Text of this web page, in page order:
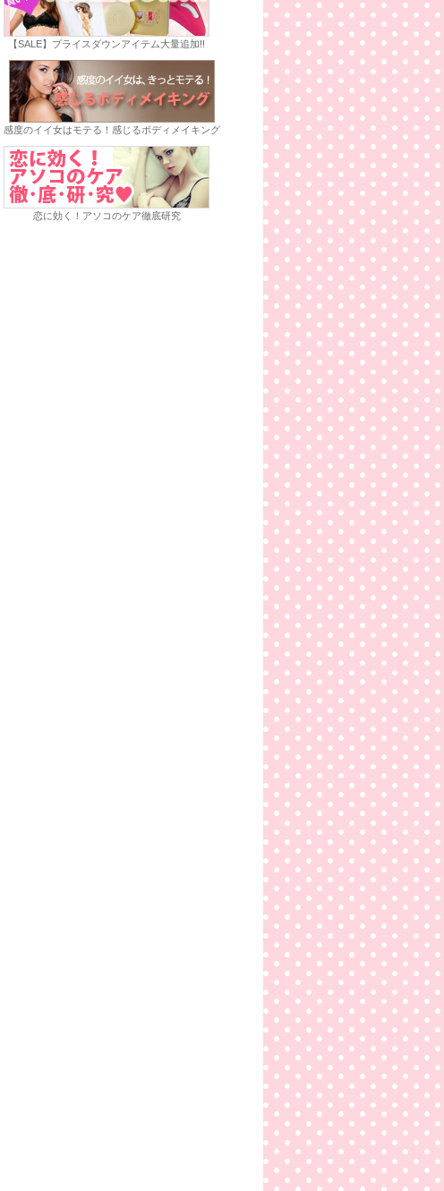
【SALE】プライスダウンアイテム大量追加!!
感度のイイ女はモテる！感じるボディメイキング
恋に効く！アソコのケア徹底研究